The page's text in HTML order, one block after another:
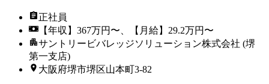
正社員
【年収】367万円〜、【月給】29.2万円〜
サントリービバレッジソリューション株式会社 (堺
第一支店)
大阪府堺市堺区山本町3-82